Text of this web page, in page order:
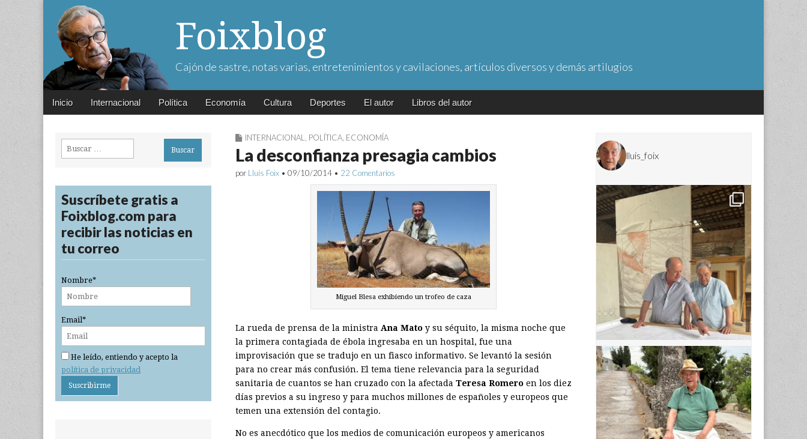
Foixblog
Cajón de sastre, notas varias, entretenimientos y cavilaciones, artículos diversos y demás artilugios
Main
Skip
Inicio Internacional Política Economía Cultura Deportes El autor Libros del autor
INTERNACIONAL POLÍTICA ECONOMÍA
La desconfianza presagia cambios
por Lluís Foix • 09/10/2014 • 22 Comentarios
Miguel Blesa exhibiendo un trofeo de caza
La rueda de prensa de la ministra Ana Mato y su séquito, la misma noche que
la primera contagiada de ébola ingresaba en un hospital, fue una
improvisación que se tradujo en un fiasco informativo. Se levantó la sesión
para no crear más confusión. El tema tiene relevancia para la seguridad
sanitaria de cuantos se han cruzado con la afectada Teresa Romero en los diez
días previos a su ingreso y para muchos millones de españoles y europeos que
temen una extensión del contagio.
No es anecdótico que los medios de comunicación europeos y americanos
Buscar:
Suscríbete gratis a
Foixblog.com para
recibir las noticias en
tu correo
Nombre*
Email*
He leído, entiendo y acepto la
política de privacidad
lluis_foix